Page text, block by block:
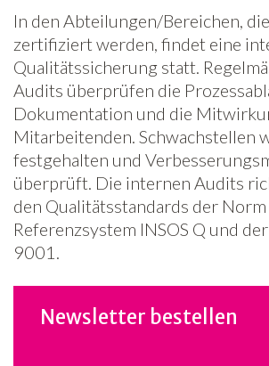
In den Abteilungen/Bereichen,
zertifiziert werden, findet eine
Qualitätssicherung statt.
Audits überprüfen die
Dokumentation und die
Mitarbeitenden. Schwachstellen
festgehalten und
überprüft. Die internen Audits
den Qualitätsstandards der
Referenzsystem INSOS Q und
9001.
Newsletter bestellen